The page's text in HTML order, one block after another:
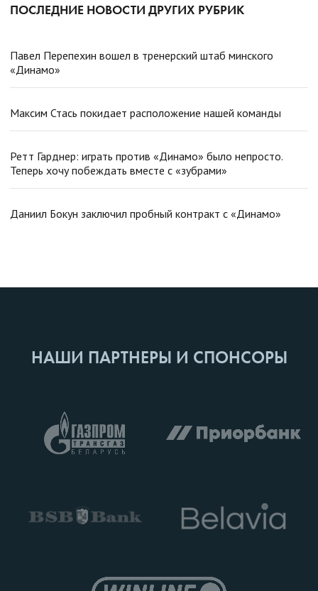
ПОСЛЕДНИЕ НОВОСТИ ДРУГИХ РУБРИК
Павел Перепехин вошел в тренерский штаб минского
«Динамо»
Максим Стась покидает расположение нашей команды
Ретт Гарднер: играть против «Динамо» было непросто.
Теперь хочу побеждать вместе с «зубрами»
Даниил Бокун заключил пробный контракт с «Динамо»
НАШИ ПАРТНЕРЫ И СПОНСОРЫ